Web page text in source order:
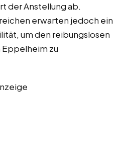
der Anstellung ab.
erwarten jedoch ein
um den reibungslosen
Eppelheim zu